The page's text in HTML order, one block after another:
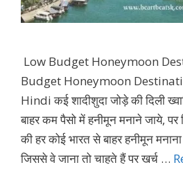
Low Budget Honeymoon
Budget Honeymoon
Hindi कई शादीशुदा जोड़े की दिली
बाहर कम पैसो में हनीमून मनाने जाये, पर
की हर कोई भारत से बाहर हनीमून
जिससे वे जाना तो चाहते हैं पर खर्च …